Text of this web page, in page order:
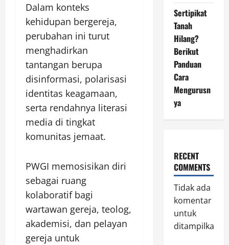
Dalam konteks
kehidupan bergereja,
perubahan ini turut
menghadirkan
tantangan berupa
disinformasi, polarisasi
identitas keagamaan,
serta rendahnya literasi
media di tingkat
komunitas jemaat.
PWGI memosisikan diri
sebagai ruang
kolaboratif bagi
wartawan gereja, teolog,
akademisi, dan pelayan
gereja untuk
Sertipikat
Tanah
Hilang?
Berikut
Panduan
Cara
Mengurusn
ya
RECENT
COMMENTS
Tidak ada
komentar
untuk
ditampilkan.